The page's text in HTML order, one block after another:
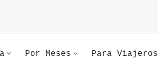
Por Meses Para Viajeros